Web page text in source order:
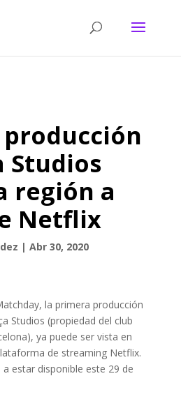
Studios
región a
Netflix
| Abr 30, 2020
la primera producción
Studios (propiedad del club
ya puede ser vista en
de streaming Netflix.
estar disponible este 29 de